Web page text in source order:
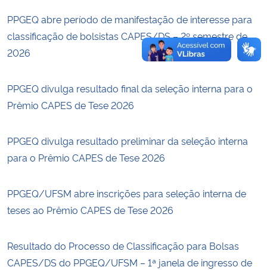
PPGEQ abre período de manifestação de interesse para
classificação de bolsistas CAPES/DS – 2º semestre de
2026
PPGEQ divulga resultado final da seleção interna para o
Prêmio CAPES de Tese 2026
PPGEQ divulga resultado preliminar da seleção interna
para o Prêmio CAPES de Tese 2026
PPGEQ/UFSM abre inscrições para seleção interna de
teses ao Prêmio CAPES de Tese 2026
Resultado do Processo de Classificação para Bolsas
CAPES/DS do PPGEQ/UFSM – 1ª janela de ingresso de